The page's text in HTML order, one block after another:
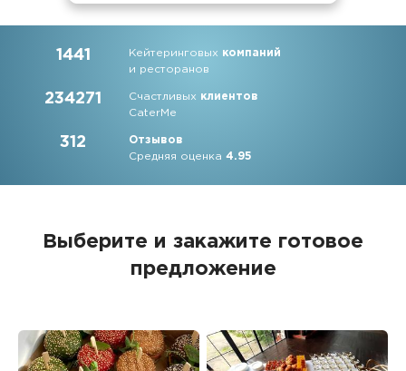
1441 Кейтеринговых компаний
и ресторанов
234271 Счастливых клиентов
CaterMe
312
Отзывов
Средняя оценка4.95
Выберите и закажите готовое
предложение